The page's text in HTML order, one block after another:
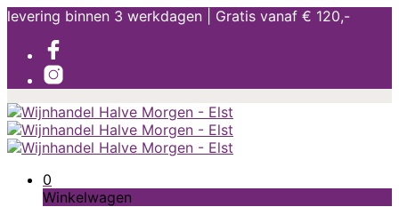
levering binnen 3 werkdagen | Gratis vanaf € 120,-
0
Winkelwagen